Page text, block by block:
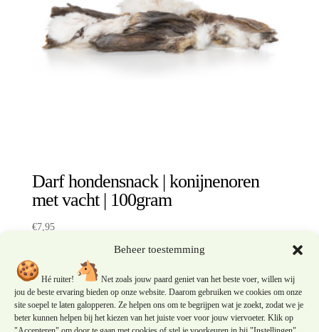
Beheer toestemming
Hé ruiter!
Net zoals jouw paard geniet van het beste voer, willen wij
jou de beste ervaring bieden op onze website. Daarom gebruiken we cookies om onze
site soepel te laten galopperen. Ze helpen ons om te begrijpen wat je zoekt, zodat we je
beter kunnen helpen bij het kiezen van het juiste voer voor jouw viervoeter. Klik op
Darf hondensnack | konijnenoren
met vacht | 100gram
€7,95
Let op: dit product is in nabestelling en wordt later
geleverd.